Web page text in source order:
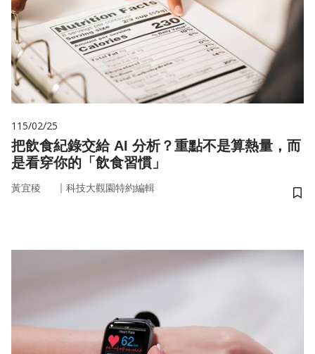
115/02/25
把飲食紀錄交給 AI 分析？重點不是算熱量，而
是看穿你的「飲食習慣」
黃宜稜 ｜ 科技大觀園特約編輯
儲